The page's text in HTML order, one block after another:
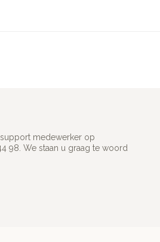
medewerker op
98. We staan u graag te woord